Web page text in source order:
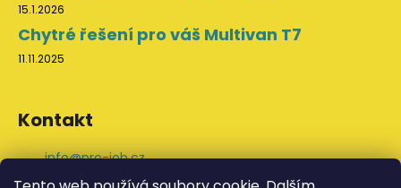
15.1.2026
Chytré řešení pro váš Multivan T7
11.11.2025
Kontakt
info@pro-job.cz
+420 776 202 043